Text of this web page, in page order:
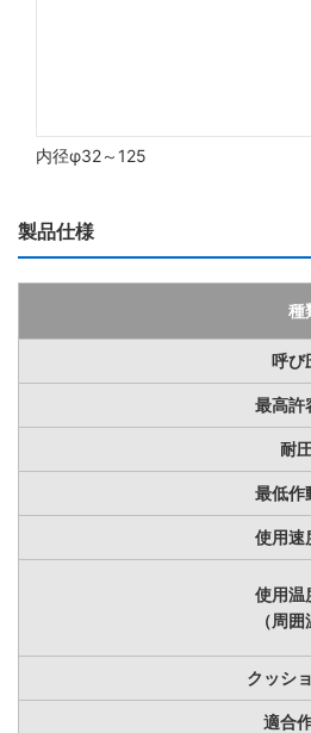
内径φ32～125
製品仕様
種
呼び
最高許
耐
最低作
使用速
使用温
（周囲
クッシ
適合